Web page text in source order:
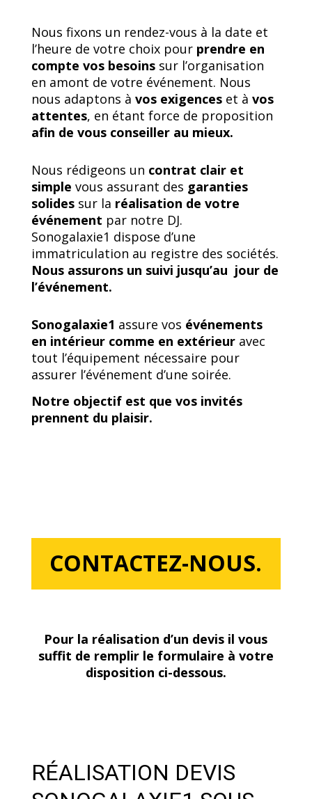
Nous fixons un rendez-vous à la date et
l’heure de votre choix pourprendre en
compte vos besoinssur l’organisation
en amont de votre événement. Nous
nous adaptons à vos exigenceset à vos
attentes, en étant force de proposition
afin de vous conseiller au mieux.
Nous rédigeons un contrat clair et
simple vous assurant des garanties
solidessur la réalisation de votre
événement par notre DJ.
Sonogalaxie1 dispose d’une
immatriculation au registre des sociétés.
Nous assurons un suivi jusqu’au jour de
l’événement.
Sonogalaxie1 assure vos événements
en intérieur comme en extérieuravec
tout l’équipement nécessaire pour
assurer l’événement d’une soirée.
Notre objectif est que vos invités
prennent du plaisir.
CONTACTEZ-NOUS.
Pour la réalisation d’un devis il vous
suffit de remplir le formulaire à votre
disposition ci-dessous.